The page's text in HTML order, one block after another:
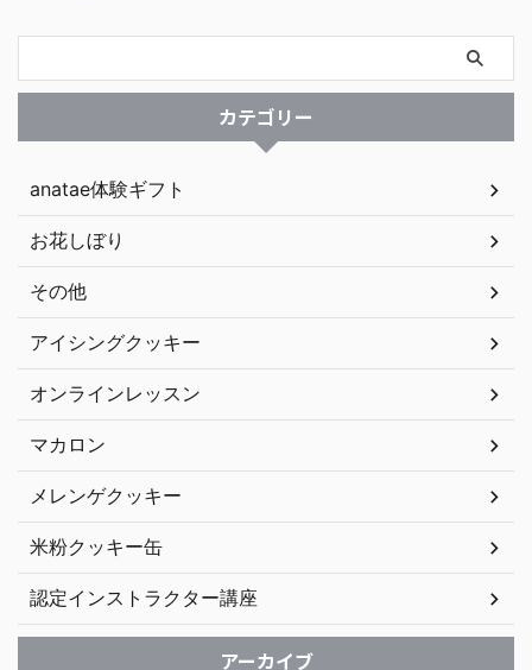
カテゴリー
anatae体験ギフト
お花しぼり
その他
アイシングクッキー
オンラインレッスン
マカロン
メレンゲクッキー
米粉クッキー缶
認定インストラクター講座
アーカイブ